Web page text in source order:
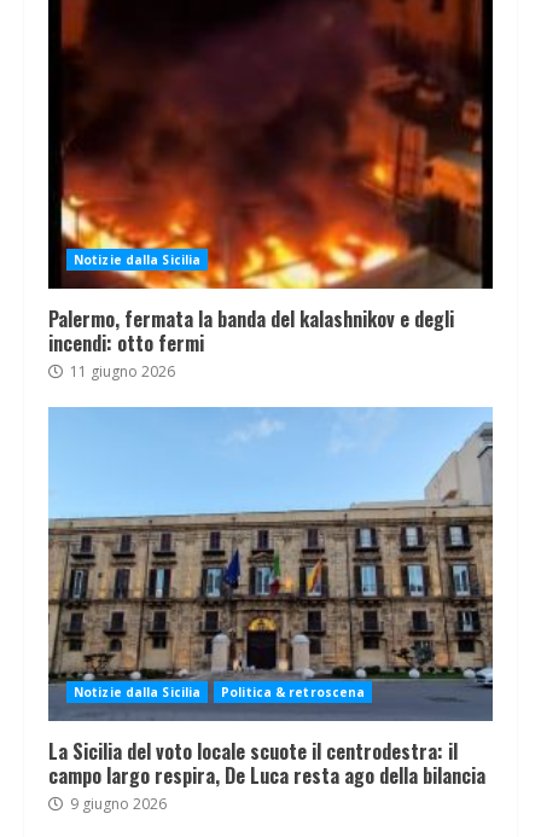
Notizie dalla Sicilia
Palermo, fermata la banda del kalashnikov e degli
incendi: otto fermi
11 giugno 2026
Notizie dalla Sicilia Politica & retroscena
La Sicilia del voto locale scuote il centrodestra: il
campo largo respira, De Luca resta ago della bilancia
9 giugno 2026